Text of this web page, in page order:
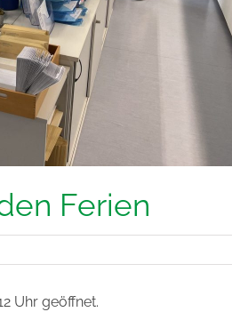
Ferien
Uhr geöffnet.